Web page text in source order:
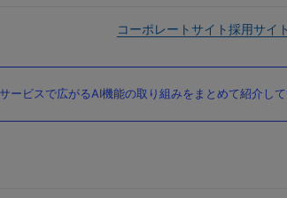
コーポレートサイト採用サイト
ビスで広がるAI機能の取り組みをまとめて紹介して